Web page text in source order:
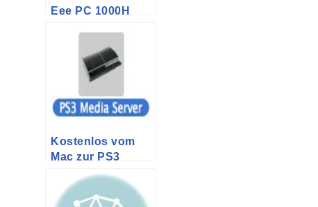
Eee PC 1000H
Kostenlos vom
Mac zur PS3
streamen